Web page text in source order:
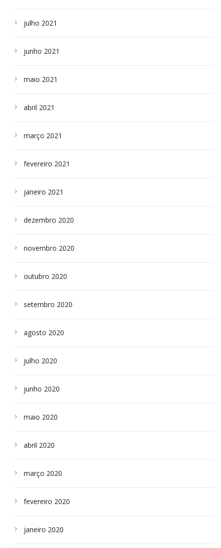
julho 2021
junho 2021
maio 2021
abril 2021
março 2021
fevereiro 2021
janeiro 2021
dezembro 2020
novembro 2020
outubro 2020
setembro 2020
agosto 2020
julho 2020
junho 2020
maio 2020
abril 2020
março 2020
fevereiro 2020
janeiro 2020